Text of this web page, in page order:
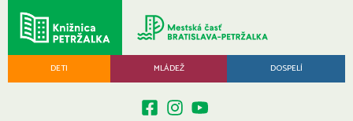
DETI MLÁDEŽ DOSPELÍ